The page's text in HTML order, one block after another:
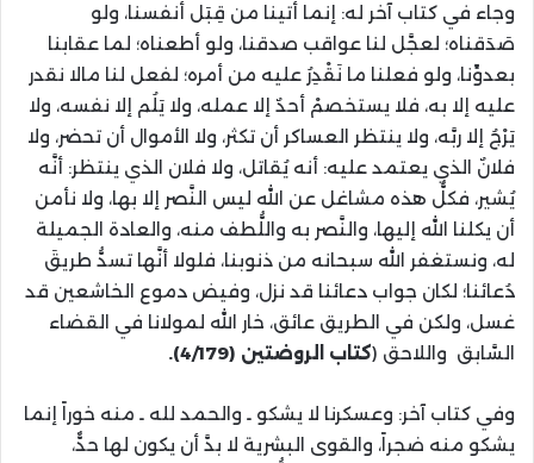
وجاء في كتاب آخر له: إنما أتينا من قِبَل أنفسنا، ولو
صَدَقناه؛ لعجَّل لنا عواقب صدقنا، ولو أطعناه؛ لما عقابنا
بعدوِّنا، ولو فعلنا ما نَقْدِرُ عليه من أمره؛ لفعل لنا مالا نقدر
عليه إلا به، فلا يستخصمْ أحدٌ إلا عمله، ولا يَلُم إلا نفسه، ولا
يَرْجُ إلا ربَّه، ولا ينتظر العساكر أن تكثر، ولا الأموال أن تحضر، ولا
فلانٌ الذي يعتمد عليه: أنه يُقاتل، ولا فلان الذي ينتظر: أنَّه
يُشير، فكلُّ هذه مشاغل عن الله ليس النَّصر إلا بها، ولا نأمن
أن يكلنا الله إليها، والنَّصر به واللُّطف منه، والعادة الجميلة
له، ونستغفر الله سبحانه من ذنوبنا، فلولا أنَّها تسدُّ طريقَ
دُعائنا؛ لكان جواب دعائنا قد نزل، وفيض دموع الخاشعين قد
غسل، ولكن في الطريق عائق، خار الله لمولانا في القضاء
السَّابق واللاحق (كتاب الروضتين (4/179)
.
وفي كتاب آخر: وعسكرنا لا يشكو ـ والحمد لله ـ منه خوراً إنما
يشكو منه ضجراً، والقوى البشرية لا بدَّ أن يكون لها حدٌّ،